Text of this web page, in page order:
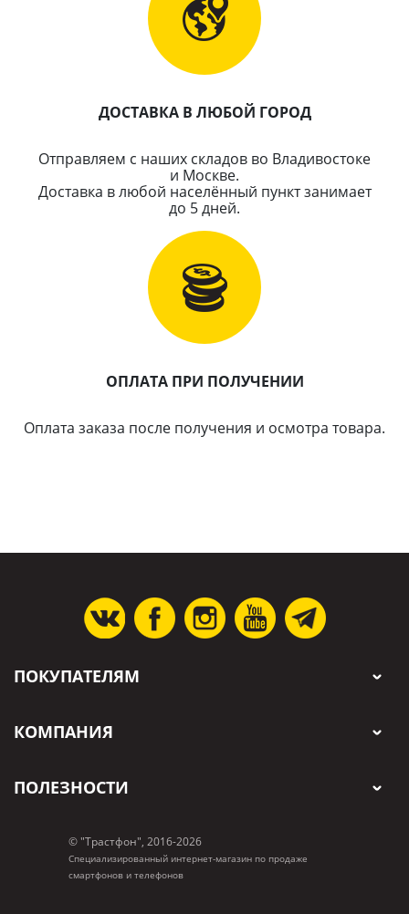
ДОСТАВКА В ЛЮБОЙ ГОРОД
Отправляем с наших складов во Владивостоке
и Москве.
Доставка в любой населённый пункт занимает
до 5 дней.
ОПЛАТА ПРИ ПОЛУЧЕНИИ
Оплата заказа после получения и осмотра товара.
ПОКУПАТЕЛЯМ
КОМПАНИЯ
ПОЛЕЗНОСТИ
© "Трастфон", 2016-2026
Специализированный интернет-магазин по продаже
смартфонов и телефонов